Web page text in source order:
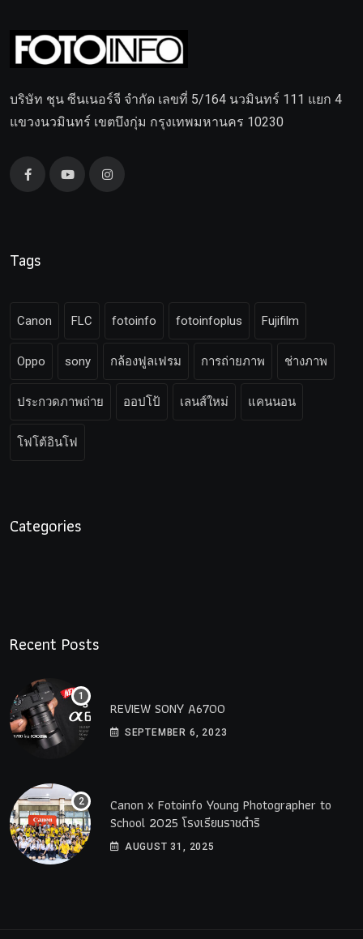
บริษัท ชุน ซีนเนอร์จี จำกัด เลขที่ 5/164 นวมินทร์ 111 แยก 4
แขวงนวมินทร์ เขตบึงกุ่ม กรุงเทพมหานคร 10230
Tags
Canon FLC fotoinfo fotoinfoplus Fujifilm
Oppo sony กล้องฟูลเฟรม การถ่ายภาพ ช่างภาพ
ประกวดภาพถ่าย ออปโป้ เลนส์ใหม่ แคนนอน
โฟโต้อินโฟ
Categories
Recent Posts
REVIEW SONY A6700
SEPTEMBER 6, 2023
Canon x Fotoinfo​ Young​ Photographer to
School 2025 โรงเรียนราชดำริ
AUGUST 31, 2025